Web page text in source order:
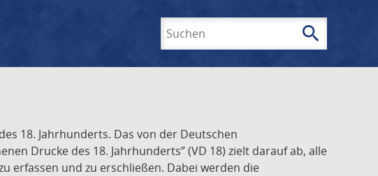
search
18. Jahrhunderts. Das von der Deutschen
Drucke des 18. Jahrhunderts” (VD 18) zielt darauf ab, alle
erfassen und zu erschließen. Dabei werden die